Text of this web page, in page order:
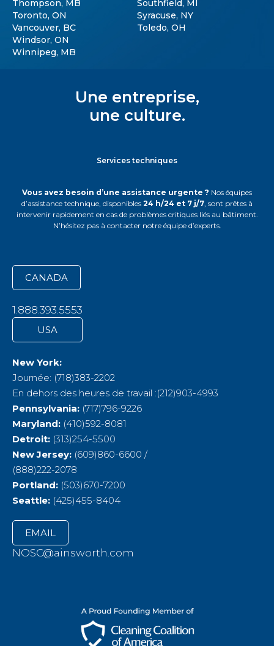
Une entreprise,
une culture.
Services techniques
Vous avez besoin d’une assistance urgente ? Nos équipes
d’assistance technique, disponibles 24 h/24 et 7 j/7, sont prêtes à
intervenir rapidement en cas de problèmes critiques liés au bâtiment.
N’hésitez pas à contacter notre équipe d’experts.
CANADA
1.888.393.5553
USA
New York:
Journée: (718)383-2202
En dehors des heures de travail :(212)903-4993
Pennsylvania: (717)796-9226
Maryland: (410)592-8081
Detroit: (313)254-5500
New Jersey: (609)860-6600 /
(888)222-2078
Portland: (503)670-7200
Seattle: (425)455-8404
EMAIL
NOSC@ainsworth.com
Thompson, MB
Toronto, ON
Vancouver, BC
Windsor, ON
Winnipeg, MB
Southfield, MI
Syracuse, NY
Toledo, OH